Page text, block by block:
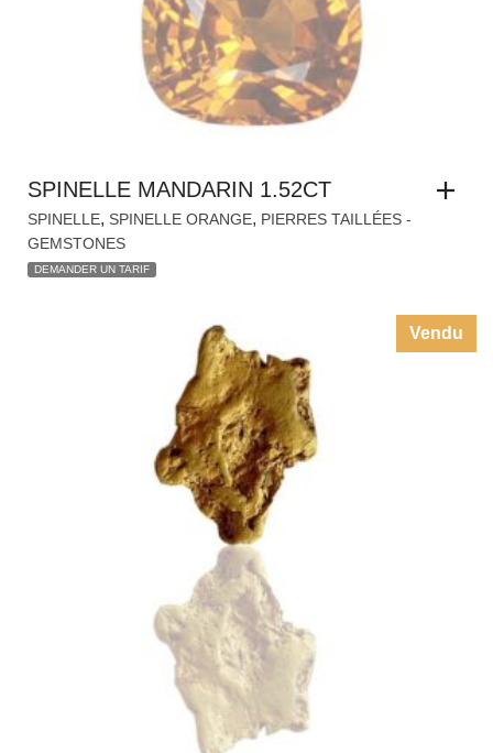
SPINELLE MANDARIN 1.52CT
SPINELLE, SPINELLE ORANGE, PIERRES TAILLÉES -
GEMSTONES
DEMANDER UN TARIF
Vendu